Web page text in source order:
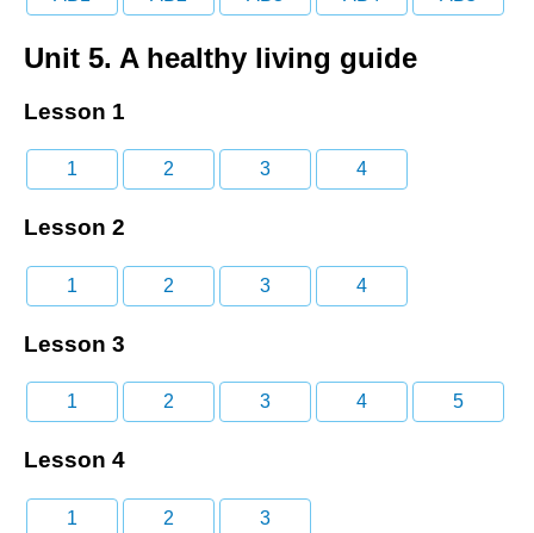
Unit 5. A healthy living guide
Lesson 1
1 2 3 4
Lesson 2
1 2 3 4
Lesson 3
1 2 3 4 5
Lesson 4
1 2 3